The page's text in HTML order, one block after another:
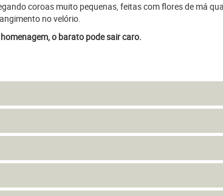
coroas muito pequenas, feitas com flores de má
no velório.
o barato pode sair caro.